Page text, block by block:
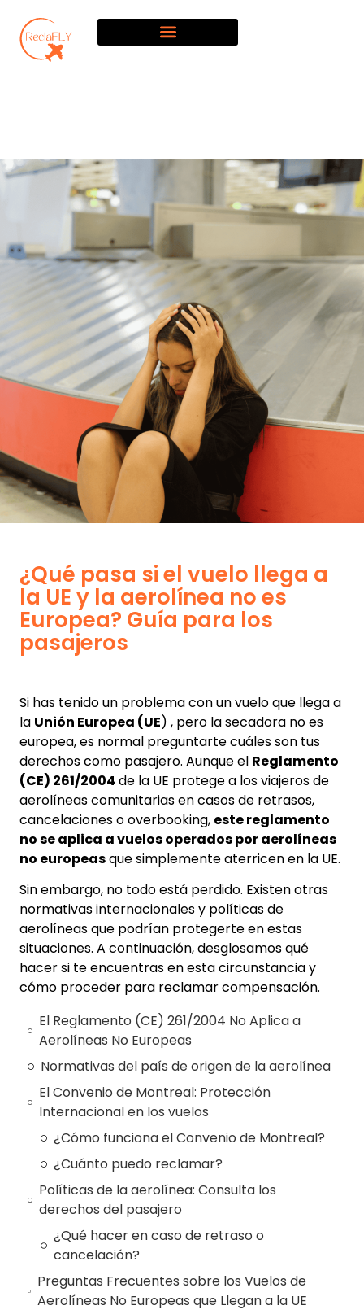
¿Qué pasa si el vuelo llega a
la UE y la aerolínea no es
Europea? Guía para los
pasajeros
Si has tenido un problema con un vuelo que llega a
la Unión Europea (UE) , pero la secadora no es
europea, es normal preguntarte cuáles son tus
derechos como pasajero. Aunque el Reglamento
(CE) 261/2004 de la UE protege a los viajeros de
aerolíneas comunitarias en casos de retrasos,
cancelaciones o overbooking, este reglamento
no se aplica a vuelos operados por aerolíneas
no europeasque simplemente aterricen en la UE.
Sin embargo, no todo está perdido. Existen otras
normativas internacionales y políticas de
aerolíneas que podrían protegerte en estas
situaciones. A continuación, desglosamos qué
hacer si te encuentras en esta circunstancia y
cómo proceder para reclamar compensación.
El Reglamento (CE) 261/2004 No Aplica a
Aerolíneas No Europeas
Normativas del país de origen de la aerolínea
El Convenio de Montreal: Protección
Internacional en los vuelos
¿Cómo funciona el Convenio de Montreal?
¿Cuánto puedo reclamar?
Políticas de la aerolínea: Consulta los
derechos del pasajero
¿Qué hacer en caso de retraso o
cancelación?
Preguntas Frecuentes sobre los Vuelos de
Aerolíneas No Europeas que Llegan a la UE